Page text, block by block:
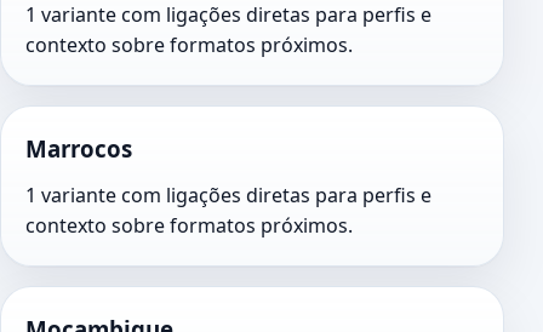
1 variante com ligações diretas para perfis e
contexto sobre formatos próximos.
Marrocos
1 variante com ligações diretas para perfis e
contexto sobre formatos próximos.